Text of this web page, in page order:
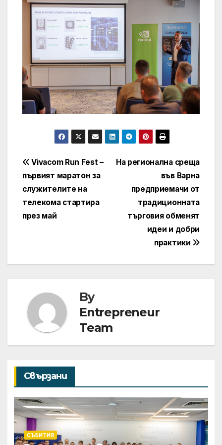
Навигация
На регионална среща
във Варна
предприемачи от
традиционната
търговия обменят
идеи и добри
практики
Vivacom Run Fest –
първият маратон за
служителите на
телекома стартира
през май
By
Entrepreneur
Team
Свързани
СЪБИТИЯ